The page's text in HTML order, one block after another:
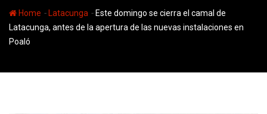
Home - Latacunga - Este domingo se cierra el camal de
Latacunga, antes de la apertura de las nuevas instalaciones en
Poaló